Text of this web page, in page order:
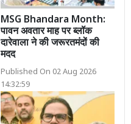
MSG Bhandara Month:
पावन अवतार माह पर ब्लॉक
दारेवाला ने की जरूरतमंदों की
मदद
Published On 02 Aug 2026
14:32:59